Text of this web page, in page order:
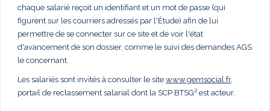
chaque salarié reçoit un identifiant et un mot de passe (qui
figurent sur les courriers adressés par l'Étude) afin de lui
permettre de se connecter sur ce site et de voir l'état
d'avancement de son dossier, comme le suivi des demandes AGS
le concernant.
Les salariés sont invités à consulter le site www.gemsocial.fr,
portail de reclassement salarial dont la SCP BTSG² est acteur.